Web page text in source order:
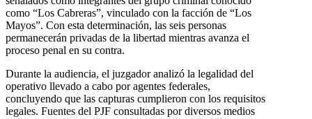
como “Los Cabreras”, vinculado con la facción de “Los
Mayos”. Con esta determinación, las seis personas
permanecerán privadas de la libertad mientras avanza el
proceso penal en su contra.
Durante la audiencia, el juzgador analizó la legalidad del
operativo llevado a cabo por agentes federales,
concluyendo que las capturas cumplieron con los requisitos
legales. Fuentes del PJF consultadas por diversos medios